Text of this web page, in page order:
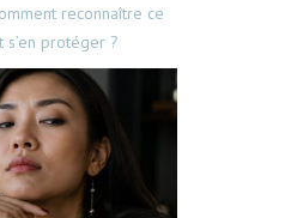
reconnaître ce
protéger ?